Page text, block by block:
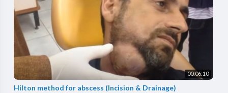
00:06:10
Hilton method for abscess (Incision & Drainage)